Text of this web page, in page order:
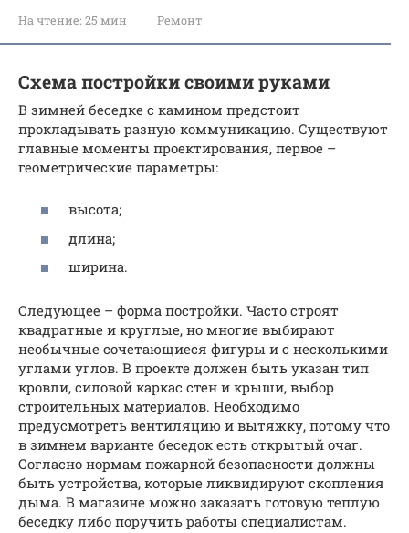
На чтение: 25 мин Ремонт
Схема постройки своими руками
В зимней беседке с камином предстоит
прокладывать разную коммуникацию. Существуют
главные моменты проектирования, первое –
геометрические параметры:
высота;
длина;
ширина.
Следующее – форма постройки. Часто строят
квадратные и круглые, но многие выбирают
необычные сочетающиеся фигуры и с несколькими
углами углов. В проекте должен быть указан тип
кровли, силовой каркас стен и крыши, выбор
строительных материалов. Необходимо
предусмотреть вентиляцию и вытяжку, потому что
в зимнем варианте беседок есть открытый очаг.
Согласно нормам пожарной безопасности должны
быть устройства, которые ликвидируют скопления
дыма. В магазине можно заказать готовую теплую
беседку либо поручить работы специалистам.